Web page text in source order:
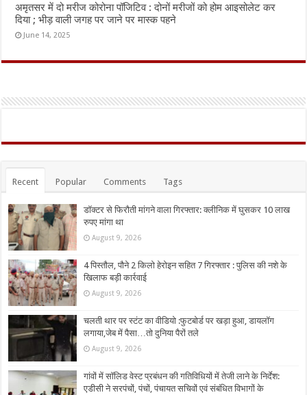
अमृतसर में दो मरीज कोरोना पॉजिटिव : दोनों मरीजों को होम आइसोलेट कर
दिया ; भीड़ वाली जगह पर जाने पर मास्क पहने
June 14, 2025
Recent Popular Comments Tags
डॉक्टर से फिरौती मांगने वाला गिरफ्तार: क्लीनिक में घुसकर 10 लाख
रुपए मांगा था
August 9, 2026
4 पिस्तौल, पौने 2 किलो हेरोइन सहित 7 गिरफ्तार : पुलिस की नशे के
खिलाफ बड़ी कार्रवाई
August 9, 2026
चलती थार पर स्टंट का वीडियो :फुटबोर्ड पर खड़ा हुआ, डायलॉग
लगाया,जेब में पैसा…तो दुनिया पैरों तले
August 9, 2026
गांवों में सॉलिड वेस्ट प्रबंधन की गतिविधियों में तेजी लाने के निर्देश:
एडीसी ने सरपंचों, पंचों, पंचायत सचिवों एवं संबंधित विभागों के